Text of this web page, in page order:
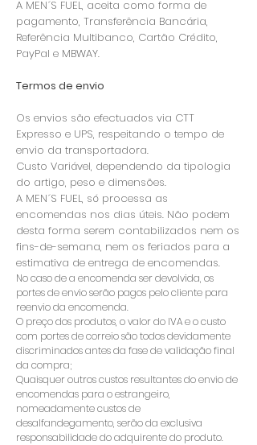
A MEN´S FUEL, aceita como forma de
pagamento, Transferência Bancária,
Referência Multibanco, Cartão Crédito,
PayPal e MBWAY.
Termos de envio
Os envios são efectuados via CTT
Expresso e UPS, respeitando o tempo de
envio da transportadora.
Custo Variável, dependendo da tipologia
do artigo, peso e dimensões.
A MEN´S FUEL, só processa as
encomendas nos dias úteis. Não podem
desta forma serem contabilizados nem os
fins-de-semana, nem os feriados para a
estimativa de entrega de encomendas.
No caso de a encomenda ser devolvida, os
portes de envio serão pagos pelo cliente para
reenvio da encomenda.
O preço dos produtos, o valor do IVA e o custo
com portes de correio são todos devidamente
discriminados antes da fase de validação final
da compra;
Quaisquer outros custos resultantes do envio de
encomendas para o estrangeiro,
nomeadamente custos de
desalfandegamento, serão da exclusiva
responsabilidade do adquirente do produto.